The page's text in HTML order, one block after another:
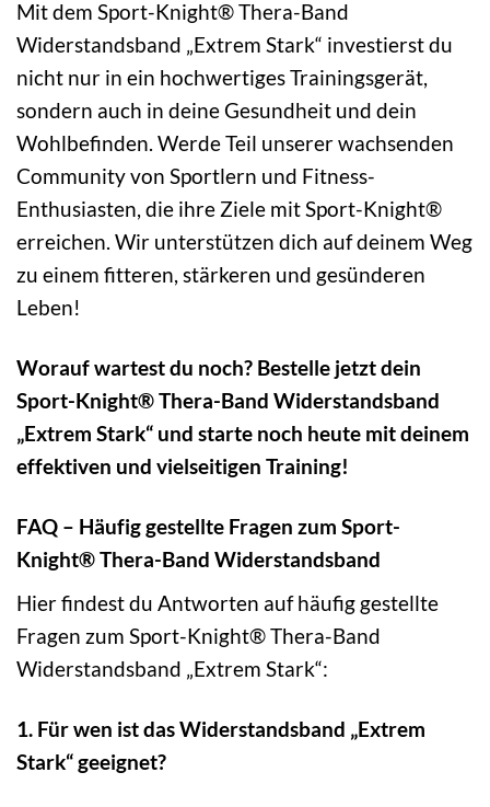
Mit dem Sport-Knight® Thera-Band
Widerstandsband „Extrem Stark“ investierst du
nicht nur in ein hochwertiges Trainingsgerät,
sondern auch in deine Gesundheit und dein
Wohlbefinden. Werde Teil unserer wachsenden
Community von Sportlern und Fitness-
Enthusiasten, die ihre Ziele mit Sport-Knight®
erreichen. Wir unterstützen dich auf deinem Weg
zu einem fitteren, stärkeren und gesünderen
Leben!
Worauf wartest du noch? Bestelle jetzt dein
Sport-Knight® Thera-Band Widerstandsband
„Extrem Stark“ und starte noch heute mit deinem
effektiven und vielseitigen Training!
FAQ – Häufig gestellte Fragen zum Sport-
Knight® Thera-Band Widerstandsband
Hier findest du Antworten auf häufig gestellte
Fragen zum Sport-Knight® Thera-Band
Widerstandsband „Extrem Stark“:
1. Für wen ist das Widerstandsband „Extrem
Stark“ geeignet?